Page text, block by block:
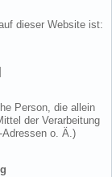
dieser Website ist:
Person, die allein
der Verarbeitung
o. Ä.)